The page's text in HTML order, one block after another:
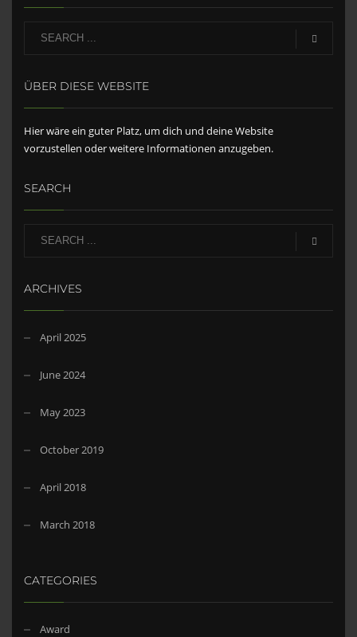
ÜBER DIESE WEBSITE
Hier wäre ein guter Platz, um dich und deine Website
vorzustellen oder weitere Informationen anzugeben.
SEARCH
ARCHIVES
April 2025
June 2024
May 2023
October 2019
April 2018
March 2018
CATEGORIES
Award